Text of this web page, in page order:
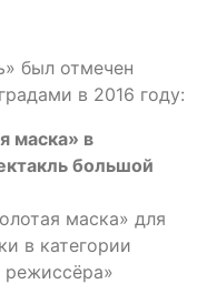
был отмечен
в 2016 году:
маска» в
большой
маска» для
в категории